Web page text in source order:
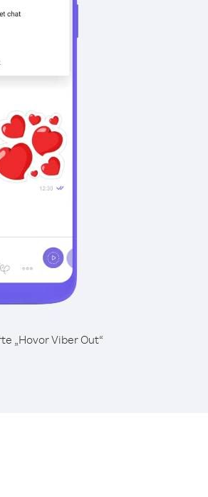
„Hovor Viber Out“